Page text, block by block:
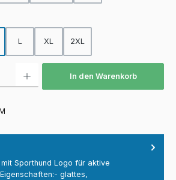
L XL 2XL
In den Warenkorb
Sporthund Logo für aktive
glattes,